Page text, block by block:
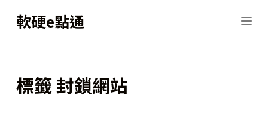
跳
內
軟硬e點通
標籤封鎖網站